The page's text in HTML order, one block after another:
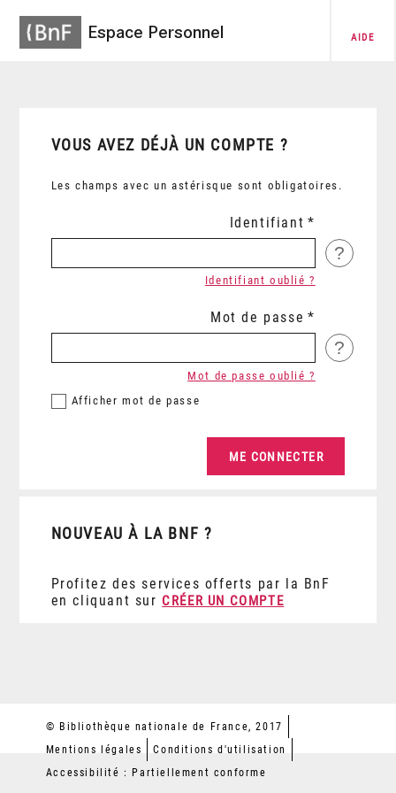
Espace Personnel AIDE
VOUS AVEZ DÉJÀ UN COMPTE ?
Les champs avec un astérisque sont obligatoires.
Identifiant
?
Identifiant oublié ?
Mot de passe
?
Afficher mot de passe
Mot de passe oublié ?
NOUVEAU À LA BNF ?
Profitez des services offerts par la BnF
en cliquant sur CRÉER UN COMPTE
© Bibliothèque nationale de France, 2017
Mentions légales
Conditions d'utilisation
Accessibilité : Partiellement conforme